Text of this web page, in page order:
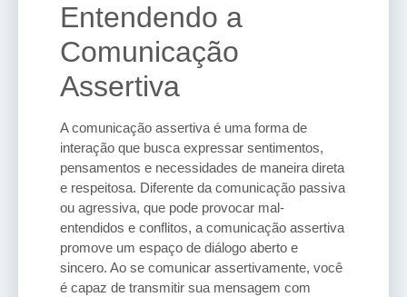
Entendendo a
Comunicação
Assertiva
A comunicação assertiva é uma forma de
interação que busca expressar sentimentos,
pensamentos e necessidades de maneira direta
e respeitosa. Diferente da comunicação passiva
ou agressiva, que pode provocar mal-
entendidos e conflitos, a comunicação assertiva
promove um espaço de diálogo aberto e
sincero. Ao se comunicar assertivamente, você
é capaz de transmitir sua mensagem com